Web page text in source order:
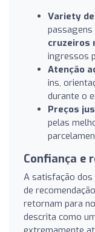
Variety
cruzeiros
ingressos
Atenção
ins,
durante o
Preços
pelas
Confiança e
A satisfação
de
retornam para
descrita como